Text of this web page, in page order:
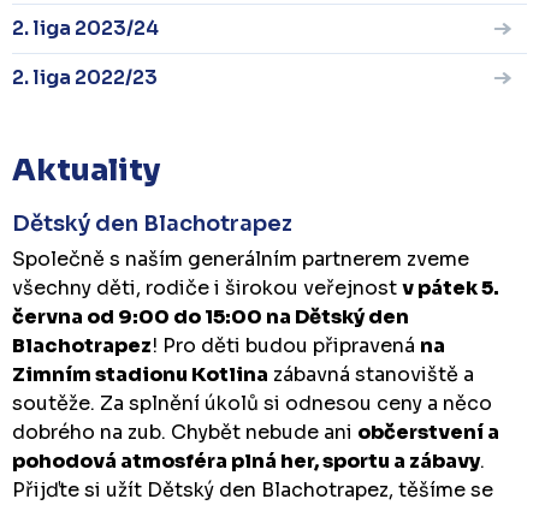
2. liga 2023/24
2. liga 2022/23
Aktuality
Dětský den Blachotrapez
Společně s naším generálním partnerem zveme
všechny děti, rodiče i širokou veřejnostv pátek 5.
června od 9:00 do 15:00 na Dětský den
Blachotrapez! Pro děti budou připravená na
Zimním stadionu Kotlina zábavná stanoviště a
soutěže. Za splnění úkolů si odnesou ceny a něco
dobrého na zub. Chybět nebude ani občerstvení a
pohodová atmosféra plná her, sportu a zábavy.
Přijďte si užít Dětský den Blachotrapez, těšíme se